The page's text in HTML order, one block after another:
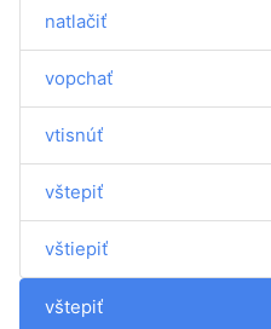
natlačiť
vopchať
vtisnúť
vštepiť
vštiepiť
vštepiť